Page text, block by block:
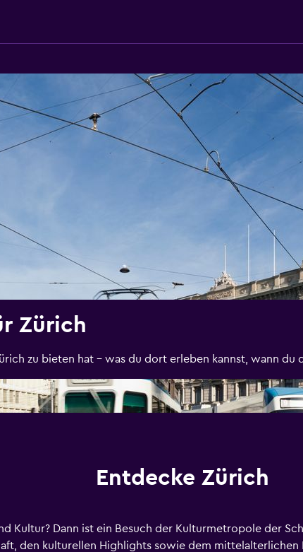
Zürich
zu bieten hat - was du dort erleben kannst, wann du
Entdecke Zürich
Kultur? Dann ist ein Besuch der Kulturmetropole der
den kulturellen Highlights sowie dem mittelalterlichen